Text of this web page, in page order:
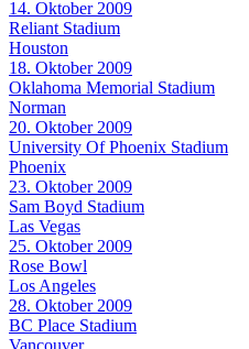
14. Oktober 2009
Reliant Stadium
Houston
18. Oktober 2009
Oklahoma Memorial Stadium
Norman
20. Oktober 2009
University Of Phoenix Stadium
Phoenix
23. Oktober 2009
Sam Boyd Stadium
Las Vegas
25. Oktober 2009
Rose Bowl
Los Angeles
28. Oktober 2009
BC Place Stadium
Vancouver